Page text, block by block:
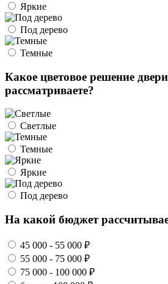
Яркие
Под дерево
Темные
Какое цветовое решение
рассматриваете?
Светлые
Темные
Яркие
Под дерево
На какой бюджет
45 000 - 55 000 ₽
55 000 - 75 000 ₽
75 000 - 100 000 ₽